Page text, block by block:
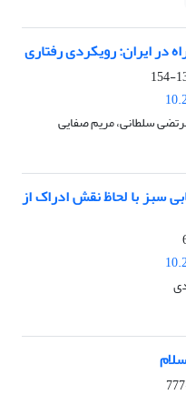
در ایران: رویکردی رفتاری
سلطانی، مریم صفایی
سبز با لحاظ نقش ادراک از